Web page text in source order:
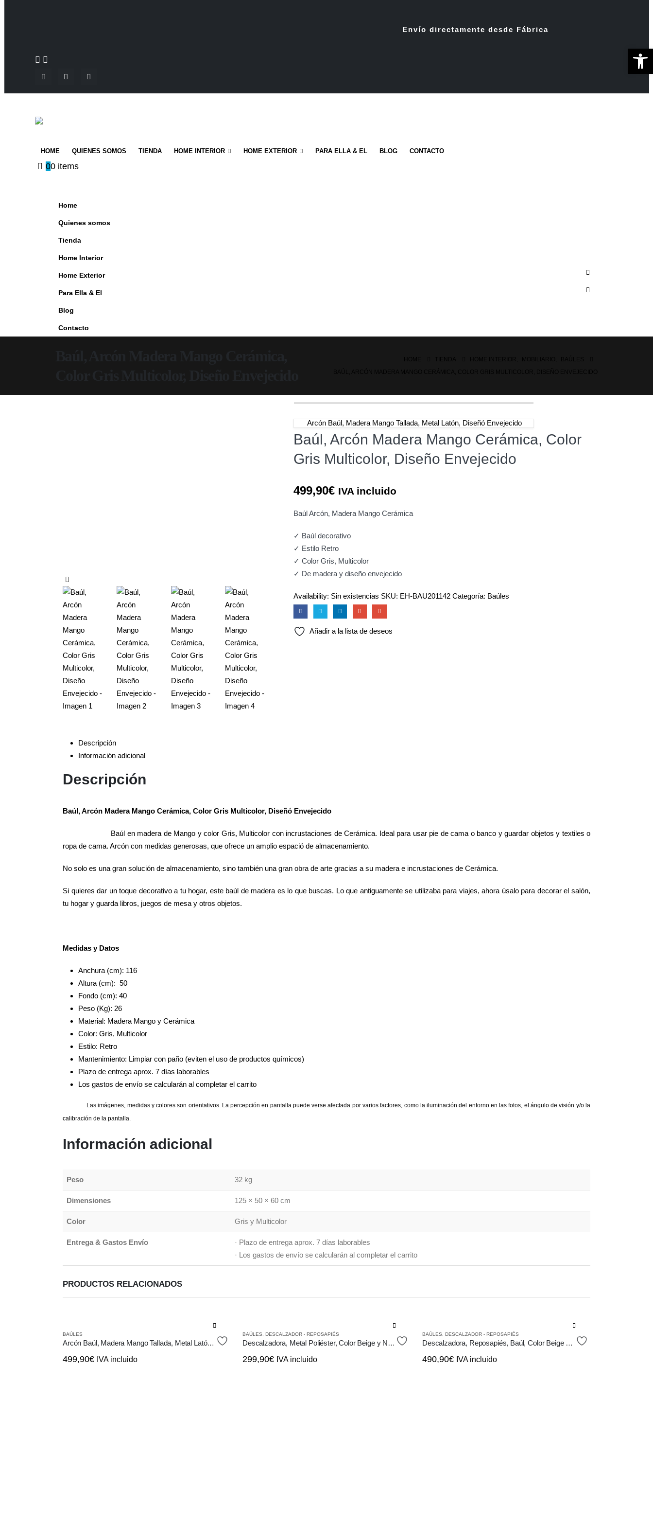
Envío directamente desde Fábrica
HOME QUIENES SOMOS TIENDA HOME INTERIOR HOME EXTERIOR PARA ELLA & EL BLOG CONTACTO
00 items
Home
Quienes somos
Tienda
Home Interior
Home Exterior
Para Ella & El
Blog
Contacto
Arcón Baúl, Madera Mango Tallada, Metal Latón, Diseñó Envejecido
Baúl, Arcón Madera Mango Cerámica, Color
Gris Multicolor, Diseño Envejecido
499,90€ IVA incluido
Baúl Arcón, Madera Mango Cerámica
✓ Baúl decorativo
✓ Estilo Retro
✓ Color Gris, Multicolor
✓ De madera y diseño envejecido
Availability: Sin existencias SKU: EH-BAU201142 Categoría: Baúles
Añadir a la lista de deseos
Descripción
Información adicional
Descripción
Baúl, Arcón Madera Mango Cerámica, Color Gris Multicolor, Diseñó Envejecido
Baúl en madera de Mango y color Gris, Multicolor con incrustaciones de Cerámica. Ideal para usar pie de cama o banco y guardar objetos y textiles o
ropa de cama. Arcón con medidas generosas, que ofrece un amplio espació de almacenamiento.
No solo es una gran solución de almacenamiento, sino también una gran obra de arte gracias a su madera e incrustaciones de Cerámica.
Si quieres dar un toque decorativo a tu hogar, este baúl de madera es lo que buscas. Lo que antiguamente se utilizaba para viajes, ahora úsalo para decorar el salón,
tu hogar y guarda libros, juegos de mesa y otros objetos.
Medidas y Datos
Anchura (cm): 116
Altura (cm): 50
Fondo (cm): 40
Peso (Kg): 26
Material: Madera Mango y Cerámica
Color: Gris, Multicolor
Estilo: Retro
Mantenimiento: Limpiar con paño (eviten el uso de productos químicos)
Plazo de entrega aprox. 7 días laborables
Los gastos de envío se calcularán al completar el carrito
Las imágenes, medidas y colores son orientativos. La percepción en pantalla puede verse afectada por varios factores, como la iluminación del entorno en las fotos, el ángulo de visión y/o la
calibración de la pantalla.
Información adicional
Peso 32 kg
Dimensiones 125 × 50 × 60 cm
Color Gris y Multicolor
Entrega & Gastos Envío
· Plazo de entrega aprox. 7 días laborables
· Los gastos de envío se calcularán al completar el carrito
PRODUCTOS RELACIONADOS
BAÚLES
Arcón Baúl, Madera Mango Tallada, Metal Latón, Diseñó Envejecido
499,90€ IVA incluido
BAÚLES DESCALZADOR - REPOSAPIÉS
Descalzadora, Metal Poliéster, Color Beige y Negro, Diseño Vintage Retro
299,90€ IVA incluido
producto
múltiples
BAÚLES DESCALZADOR - REPOSAPIÉS
Descalzadora, Reposapiés, Baúl, Color Beige o Gris, Diseño Scandi Nórdico
490,90€ IVA incluido